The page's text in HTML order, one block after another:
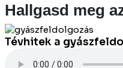
Hallgasd meg
Tévhitek a